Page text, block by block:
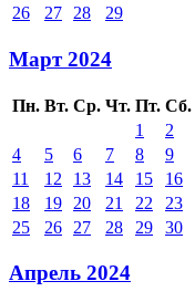
26
27 28 29
Март 2024
Пн. Вт. Ср. Чт. Пт. Сб.
1
2
4
5 6 7 8 9
11
12 13 14 15 16
18
19 20 21 22 23
25
26 27 28 29 30
Апрель 2024